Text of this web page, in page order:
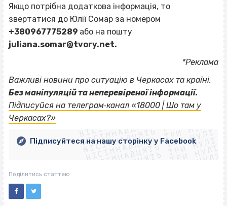
Якщо потрібна додаткова інформація, то
звертатися до Юлії Сомар за номером
+380967775289 або на пошту
juliana.somar@tvory.net.
*Реклама
Важливі новини про ситуацію в Черкасах та країні.
Без маніпуляцій та неперевіреної інформації.
Підписуйся на телеграм‐канал «18000 | Шо там у
Черкасах?»
ВІСІМНАДЦЯТЬ ТРИ НУЛІ
ВІСІМНАДЦЯТЬ ТРИ НУЛІ
ВІСІМНАДЦЯТЬ ТРИ НУЛІ
ВІСІМНАДЦЯТЬ ТРИ НУЛІ
ВІСІМНАДЦЯТЬ ТРИ НУЛІ
ВІСІМНАДЦЯТЬ ТРИ НУЛІ
ВІСІМНАДЦЯТЬ ТРИ НУЛІ
ВІСІМНАДЦЯТЬ ТРИ НУЛІ
Підписуйтеся на нашу сторінку у Facebook
Поділитись статтею